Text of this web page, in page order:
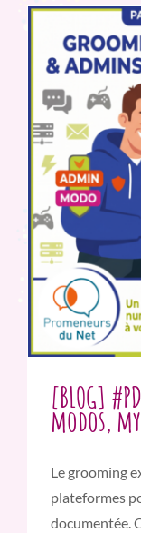
[BLOG]
modos,
Le grooming
plateformes
documentée.